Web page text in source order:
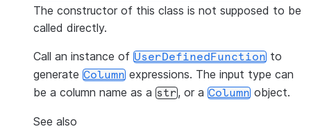
The constructor of this class is not supposed to be
called directly.
Call an instance of UserDefinedFunction to
generate Column expressions. The input type can
be a column name as a str, or a Column object.
See also